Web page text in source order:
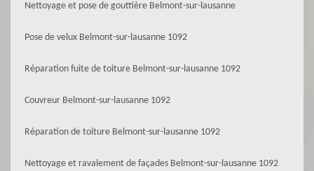
Nettoyage et pose de gouttière Belmont-sur-lausanne
Pose de velux Belmont-sur-lausanne 1092
Réparation fuite de toiture Belmont-sur-lausanne 1092
Couvreur Belmont-sur-lausanne 1092
Réparation de toiture Belmont-sur-lausanne 1092
Nettoyage et ravalement de façades Belmont-sur-lausanne 1092